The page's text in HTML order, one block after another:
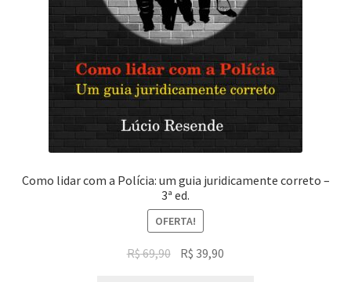
Como lidar com a Polícia: um guia juridicamente correto –
3ª ed.
OFERTA!
R$69,90 R$ 39,90